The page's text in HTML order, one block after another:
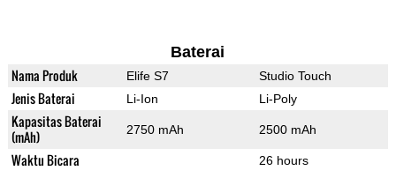
Baterai
Nama Produk Elife S7 Studio Touch
Jenis Baterai Li-Ion Li-Poly
Kapasitas Baterai
(mAh)
2750 mAh 2500 mAh
Waktu Bicara 26 hours